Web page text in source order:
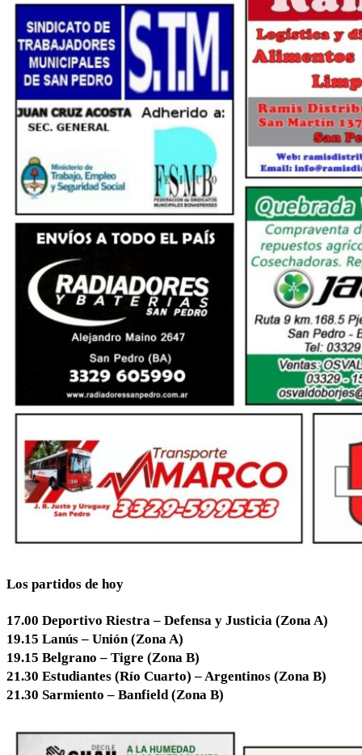
Los partidos de hoy
17.00 Deportivo Riestra – Defensa y Justicia (Zona A)
19.15 Lanús – Unión (Zona A)
19.15 Belgrano – Tigre (Zona B)
21.30 Estudiantes (Río Cuarto) – Argentinos (Zona B)
21.30 Sarmiento – Banfield (Zona B)